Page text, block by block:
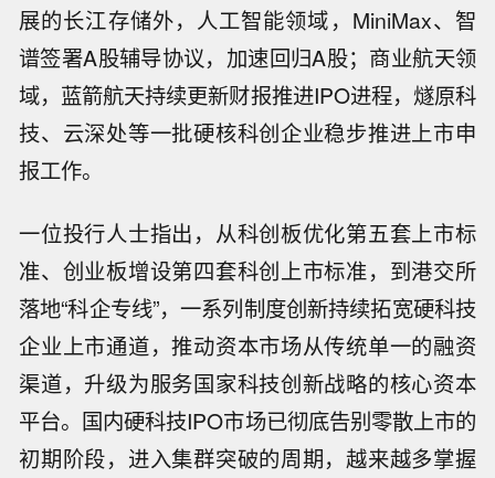
展的长江存储外，人工智能领域，MiniMax、智
谱签署A股辅导协议，加速回归A股；商业航天领
域，蓝箭航天持续更新财报推进IPO进程，燧原科
技、云深处等一批硬核科创企业稳步推进上市申
报工作。
一位投行人士指出，从科创板优化第五套上市标
准、创业板增设第四套科创上市标准，到港交所
落地“科企专线”，一系列制度创新持续拓宽硬科技
企业上市通道，推动资本市场从传统单一的融资
渠道，升级为服务国家科技创新战略的核心资本
平台。国内硬科技IPO市场已彻底告别零散上市的
初期阶段，进入集群突破的周期，越来越多掌握